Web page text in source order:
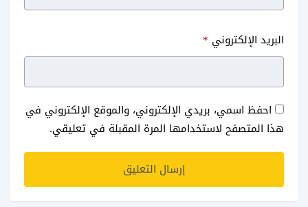
البريد الإلكتروني *
احفظ اسمي، بريدي الإلكتروني، والموقع الإلكتروني في
هذا المتصفح لاستخدامها المرة المقبلة في تعليقي.